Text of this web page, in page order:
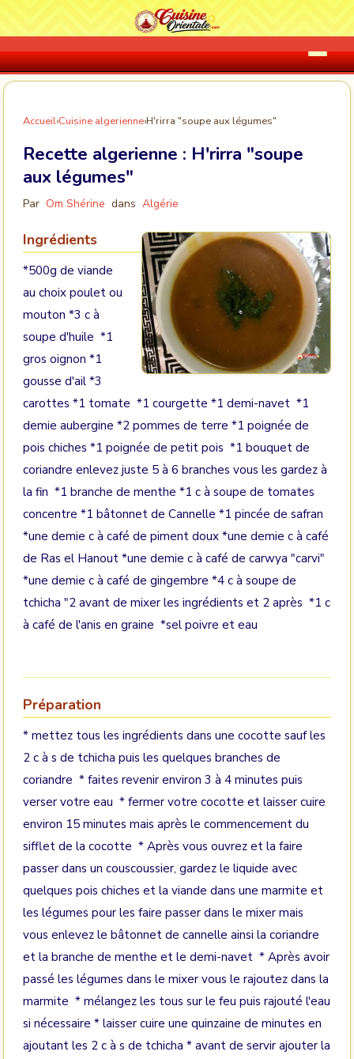
Accueil›Cuisine algerienne›H'rirra "soupe aux légumes"
Recette algerienne : H'rirra "soupe
aux légumes"
Par Om Shérine dans Algérie
Ingrédients
*500g de viande
au choix poulet ou
mouton *3 c à
soupe d'huile *1
gros oignon *1
gousse d'ail *3
carottes *1 tomate *1 courgette *1 demi-navet *1
demie aubergine *2 pommes de terre *1 poignée de
pois chiches *1 poignée de petit pois *1 bouquet de
coriandre enlevez juste 5 à 6 branches vous les gardez à
la fin *1 branche de menthe *1 c à soupe de tomates
concentre *1 bâtonnet de Cannelle *1 pincée de safran
*une demie c à café de piment doux *une demie c à café
de Ras el Hanout *une demie c à café de carwya "carvi"
*une demie c à café de gingembre *4 c à soupe de
tchicha "2 avant de mixer les ingrédients et 2 après *1 c
à café de l'anis en graine *sel poivre et eau
Préparation
* mettez tous les ingrédients dans une cocotte sauf les
2 c à s de tchicha puis les quelques branches de
coriandre * faites revenir environ 3 à 4 minutes puis
verser votre eau * fermer votre cocotte et laisser cuire
environ 15 minutes mais après le commencement du
sifflet de la cocotte * Après vous ouvrez et la faire
passer dans un couscoussier, gardez le liquide avec
quelques pois chiches et la viande dans une marmite et
les légumes pour les faire passer dans le mixer mais
vous enlevez le bâtonnet de cannelle ainsi la coriandre
et la branche de menthe et le demi-navet * Après avoir
passé les légumes dans le mixer vous le rajoutez dans la
marmite * mélangez les tous sur le feu puis rajouté l'eau
si nécessaire * laisser cuire une quinzaine de minutes en
ajoutant les 2 c à s de tchicha * avant de servir ajouter la